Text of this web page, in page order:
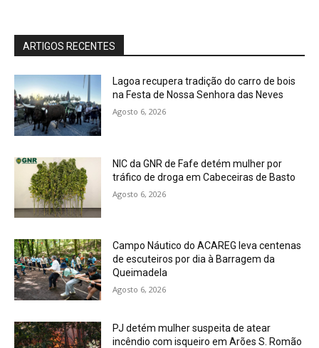
ARTIGOS RECENTES
Lagoa recupera tradição do carro de bois
na Festa de Nossa Senhora das Neves
Agosto 6, 2026
NIC da GNR de Fafe detém mulher por
tráfico de droga em Cabeceiras de Basto
Agosto 6, 2026
Campo Náutico do ACAREG leva centenas
de escuteiros por dia à Barragem da
Queimadela
Agosto 6, 2026
PJ detém mulher suspeita de atear
incêndio com isqueiro em Arões S. Romão